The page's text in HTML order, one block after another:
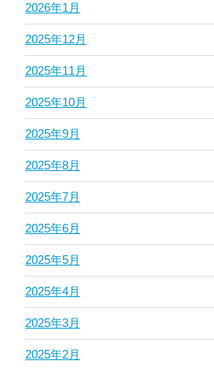
2026年1月
2025年12月
2025年11月
2025年10月
2025年9月
2025年8月
2025年7月
2025年6月
2025年5月
2025年4月
2025年3月
2025年2月